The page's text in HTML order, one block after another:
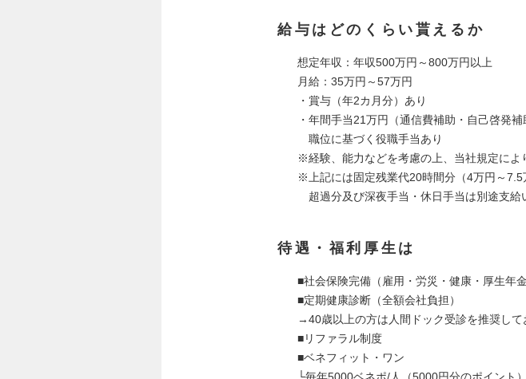
給与はどのくらい貰えるか
想定年収：年収500万円～800万円以上
月給：35万円～57万円
・賞与（年2カ月分）あり
・年間手当21万円（通信費補助・自己啓発補
職位に基づく役職手当あり
※経験、能力などを考慮の上、当社規定によ
※上記には固定残業代20時間分（4万円～7.5
超過分及び深夜手当・休日手当は別途支給
待遇・福利厚生は
■社会保険完備（雇用・労災・健康・厚生年金
■定期健康診断（全額会社負担）
→40歳以上の方は人間ドック受診を推奨し
■リファラル制度
■ベネフィット・ワン
└毎年5000ベネポ/人（5000円分のポイント